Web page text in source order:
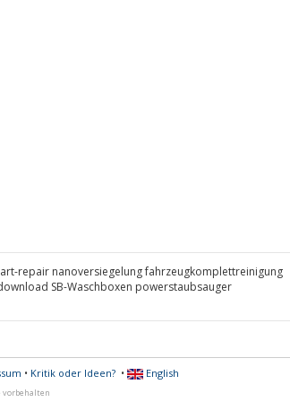
repair nanoversiegelung fahrzeugkomplettreinigung
SB-Waschboxen powerstaubsauger
• Kritik oder Ideen?• English
vorbehalten